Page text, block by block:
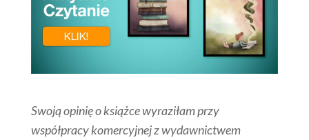
Swoją opinię o książce wyraziłam przy
współpracy komercyjnej z wydawnictwem